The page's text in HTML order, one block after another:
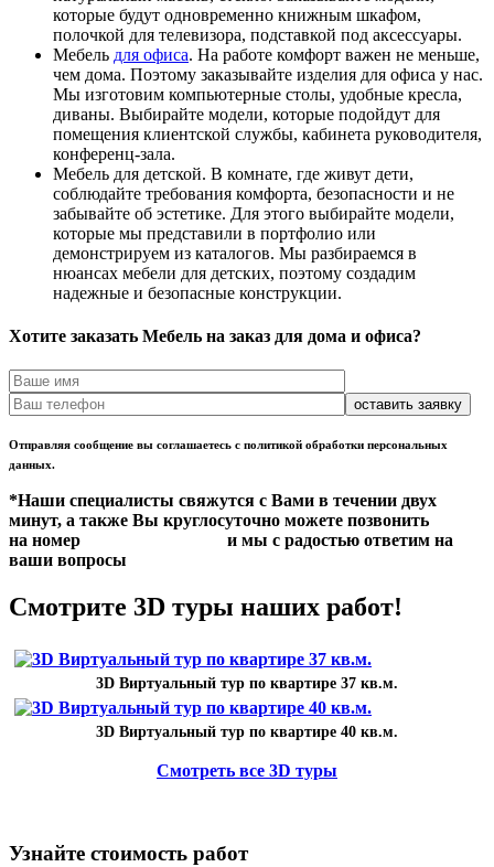
которые будут одновременно книжным шкафом,
полочкой для телевизора, подставкой под аксессуары.
Мебель для офиса. На работе комфорт важен не меньше,
чем дома. Поэтому заказывайте изделия для офиса у нас.
Мы изготовим компьютерные столы, удобные кресла,
диваны. Выбирайте модели, которые подойдут для
помещения клиентской службы, кабинета руководителя,
конференц-зала.
Мебель для детской. В комнате, где живут дети,
соблюдайте требования комфорта, безопасности и не
забывайте об эстетике. Для этого выбирайте модели,
которые мы представили в портфолио или
демонстрируем из каталогов. Мы разбираемся в
нюансах мебели для детских, поэтому создадим
надежные и безопасные конструкции.
Хотите заказать Мебель на заказ для дома и офиса?
Отправляя сообщение вы соглашаетесь с политикой обработки персональных
данных.
*Наши специалисты свяжутся с Вами в течении двух
минут, а также Вы круглосуточно можете позвонить
на номер
и мы с радостью ответим на
ваши вопросы
Смотрите 3D туры наших работ!
3D Виртуальный тур по квартире 37 кв.м.
3D Виртуальный тур по квартире 40 кв.м.
Смотреть все 3D туры
Узнайте стоимость работ